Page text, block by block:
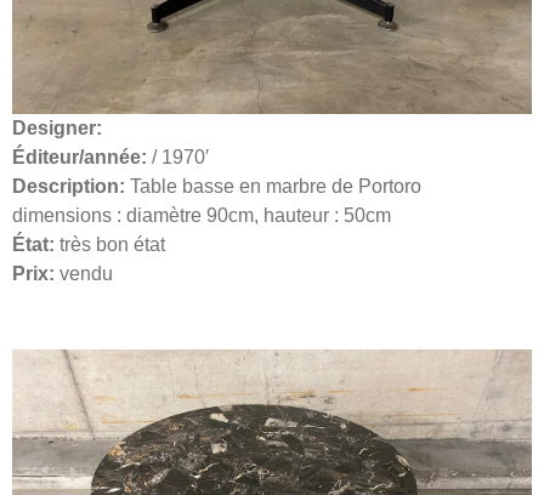
Designer:
Éditeur/année: / 1970′
Description: Table basse en marbre de Portoro
dimensions : diamètre 90cm, hauteur : 50cm
État: très bon état
Prix: vendu